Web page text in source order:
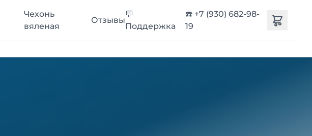
Чехонь
вяленая
Отзывы
💬
Поддержка
☎️ +7 (930) 682-98-
19